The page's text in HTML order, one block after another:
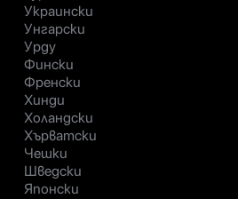
Украински
Унгарски
Урду
Фински
Френски
Хинди
Холандски
Хърватски
Чешки
Шведски
Японски